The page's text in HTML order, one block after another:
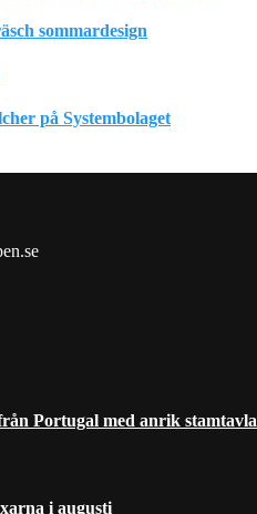
sommardesign
på Systembolaget
Portugal med anrik stamtavla
i augusti